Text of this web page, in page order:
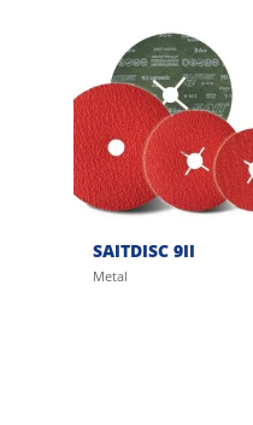
SAITDISC 9II
Metal